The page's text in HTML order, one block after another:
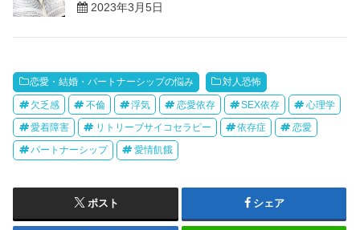
2023年3月5日
恋愛・結婚・パートナーシップの悩み 対人恐怖
欠乏感 不倫 浮気 恋愛依存 SEX依存 心理学
愛着障害 リトリーブサイコセラピー 依存症 恋愛
パートナーシップ 愛情飢餓
ポスト シェア